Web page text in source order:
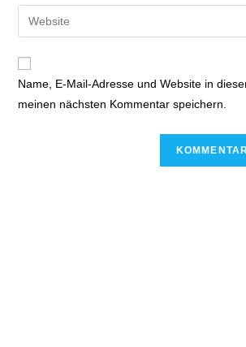
zum
Kommentieren
ein
E-
Mail-
zum
Kommentieren
ein
deine
Website-
Name, E-Mail-Adresse und Website in
meinen nächsten Kommentar speichern.